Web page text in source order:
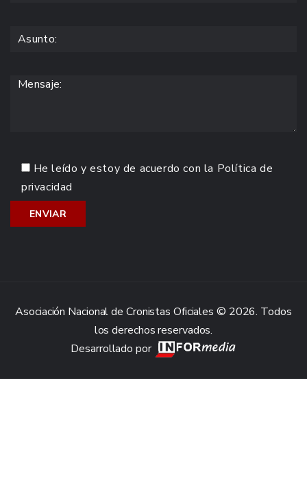
He leído y estoy de acuerdo con la Política de
privacidad
Asociación Nacional de Cronistas Oficiales © 2026. Todos
los derechos reservados.
Desarrollado por